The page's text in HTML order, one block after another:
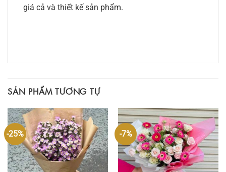
giá cả và thiết kế sản phẩm.
SẢN PHẨM TƯƠNG TỰ
-25% -7%